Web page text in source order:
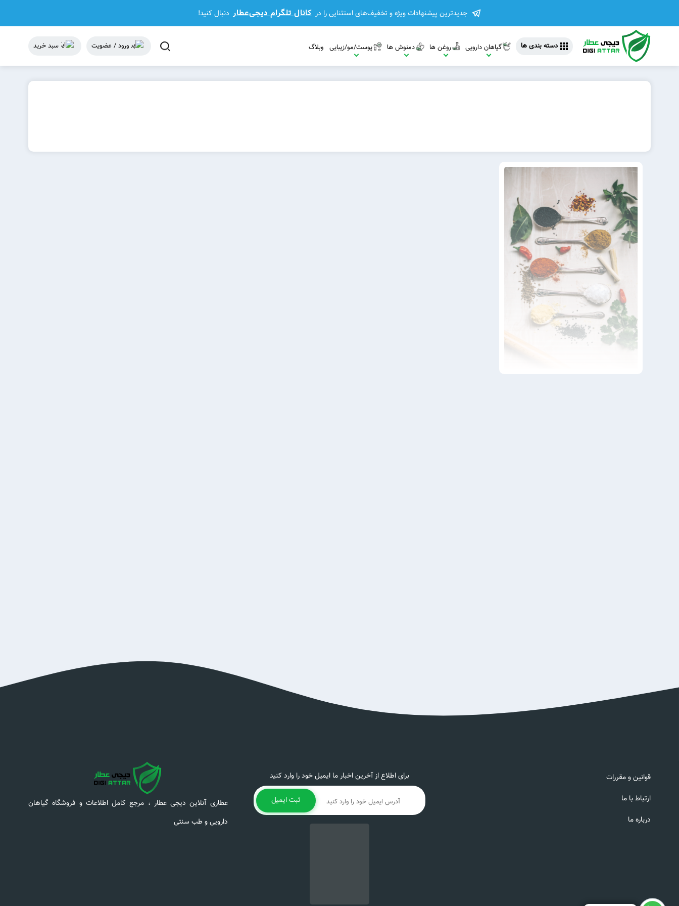
جدیدترین پیشنهادات ویژه و تخفیف‌های استثنایی را در کانال تلگرام دیجی‌عطار دنبال کنید!
دسته بندی ها گیاهان دارویی روغن ها دمنوش ها پوست/مو/زیبایی وبلاگ ورود / عضویت سبد خرید
قوانین و مقررات
ارتباط با ما
درباره ما
برای اطلاع از آخرین اخبار ما ایمیل خود را وارد کنید
ثبت ایمیل
عطاری آنلاین دیجی عطار ، مرجع کامل اطلاعات و فروشگاه گیاهان
دارویی و طب سنتی